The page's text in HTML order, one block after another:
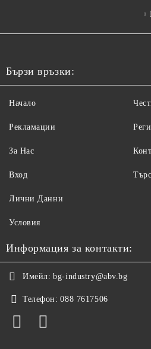
Бързи връзки:
Начало
Рекламации
За Нас
Вход
Лични Данни
Условия
Информация за контакти:
Имейл: bg-industry@abv.bg
Телефон: 088 7617506